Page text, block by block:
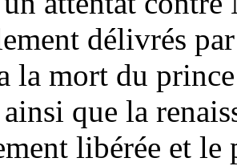
délivrés
la mort du
que la
libérée et le